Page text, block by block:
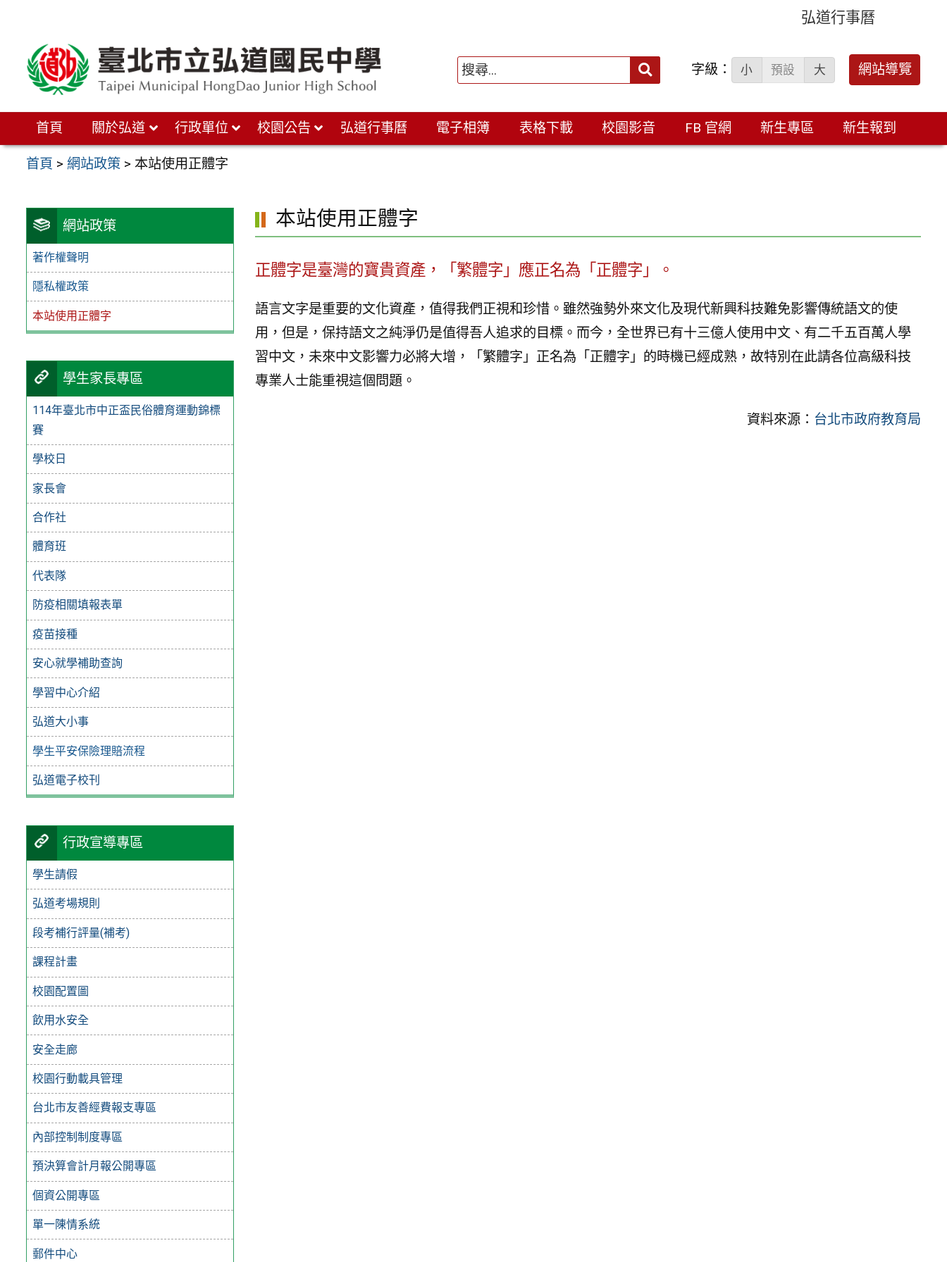
弘道行事曆
搜
字級： 小 預設 大 網站導覽
首頁 關於弘道 行政單位 校園公告 弘道行事曆 電子相簿 表格下載 校園影音 FB 官網 新生專區 新生報到
首頁 > 網站政策 > 本站使用正體字
網站政策
著作權聲明
隱私權政策
本站使用正體字
學生家長專區
114年臺北市中正盃民俗體育運動錦標
賽
學校日
家長會
合作社
體育班
代表隊
防疫相關填報表單
疫苗接種
安心就學補助查詢
學習中心介紹
弘道大小事
學生平安保險理賠流程
弘道電子校刊
行政宣導專區
學生請假
弘道考場規則
段考補行評量(補考)
課程計畫
校園配置圖
飲用水安全
安全走廊
校園行動載具管理
台北市友善經費報支專區
內部控制制度專區
預決算會計月報公開專區
個資公開專區
單一陳情系統
郵件中心
本站使用正體字
正體字是臺灣的寶貴資產，「繁體字」應正名為「正體字」。
語言文字是重要的文化資產，值得我們正視和珍惜。雖然強勢外來文化及現代新興科技難免影響傳統語文的使
用，但是，保持語文之純淨仍是值得吾人追求的目標。而今，全世界已有十三億人使用中文、有二千五百萬人學
習中文，未來中文影響力必將大增，「繁體字」正名為「正體字」的時機已經成熟，故特別在此請各位高級科技
專業人士能重視這個問題。
資料來源： 台北市政府教育局